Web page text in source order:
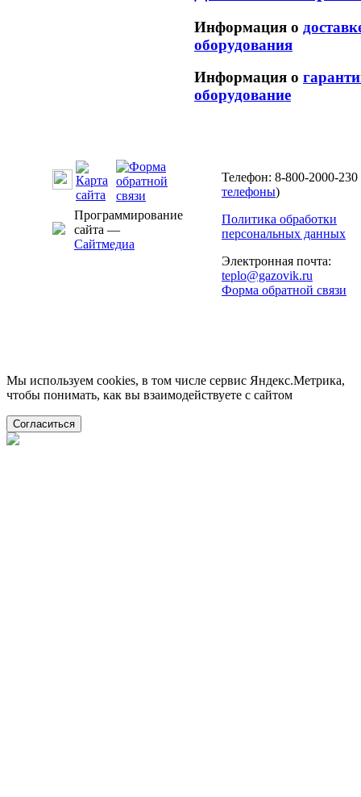
Информация о
оборудования
Информация о
оборудование
Программирование
сайта —
Сайтмедиа
Телефон: 8-800-2000-230
телефоны)
Политика обработки
персональных данных
Электронная почта:
teplo@gazovik.ru
Форма обратной связи
Мы используем cookies, в том числе сервис Яндекс.Метрика,
чтобы понимать, как вы взаимодействуете с сайтом
Согласиться